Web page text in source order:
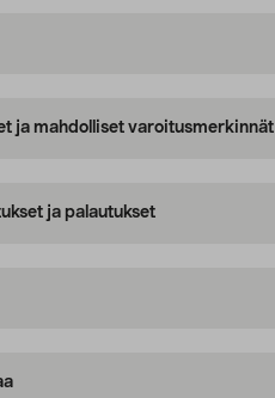
ja mahdolliset varoitusmerkinnät
ja palautukset